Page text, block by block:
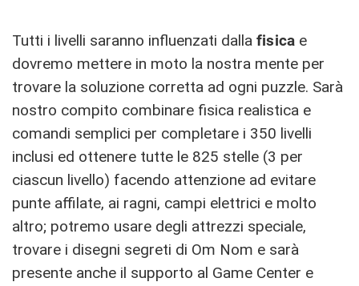
Tutti i livelli saranno influenzati dalla fisica e
dovremo mettere in moto la nostra mente per
trovare la soluzione corretta ad ogni puzzle. Sarà
nostro compito combinare fisica realistica e
comandi semplici per completare i 350 livelli
inclusi ed ottenere tutte le 825 stelle (3 per
ciascun livello) facendo attenzione ad evitare
punte affilate, ai ragni, campi elettrici e molto
altro; potremo usare degli attrezzi speciale,
trovare i disegni segreti di Om Nom e sarà
presente anche il supporto al Game Center e